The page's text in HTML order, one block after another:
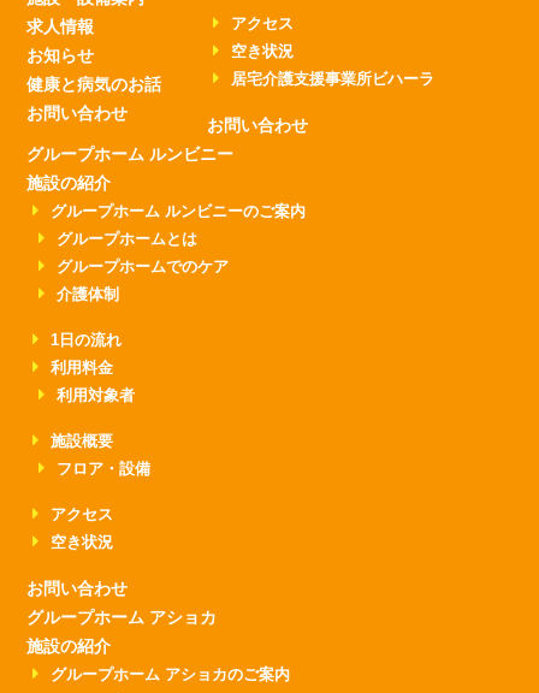
求人情報
お知らせ
健康と病気のお話
お問い合わせ
アクセス
空き状況
居宅介護支援事業所ビハーラ
お問い合わせ
グループホーム ルンビニー
施設の紹介
グループホーム ルンビニーのご案内
グループホームとは
グループホームでのケア
介護体制
1日の流れ
利用料金
利用対象者
施設概要
フロア・設備
アクセス
空き状況
お問い合わせ
グループホーム アショカ
施設の紹介
グループホーム アショカのご案内